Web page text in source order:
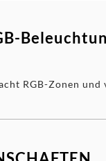
RGB-Zonen